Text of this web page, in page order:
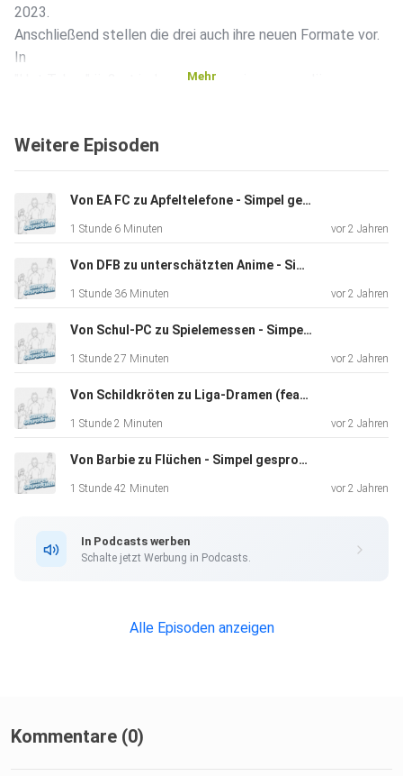
2023.
Anschließend stellen die drei auch ihre neuen Formate vor.
In
"Hot Takes" äußert jeder von ihnen eine unpopuläre
lange einer
jeweils
einer von ihnen bei zufälligen Fragen auf dem heißen Stuhl
sitzt
und diese beantworten muss.
Mehr
Weitere Episoden
Von EA FC zu Apfeltelefone - Simpel gesprochen #13
1 Stunde 6 Minuten vor 2 Jahren
Von DFB zu unterschätzten Anime - Simpel gesprochen #12
1 Stunde 36 Minuten vor 2 Jahren
Von Schul-PC zu Spielemessen - Simpel gesprochen #11
1 Stunde 27 Minuten vor 2 Jahren
Von Schildkröten zu Liga-Dramen (feat. MarcelYangu) - Simpel gesprochen #10
1 Stunde 2 Minuten vor 2 Jahren
Von Barbie zu Flüchen - Simpel gesprochen #9
1 Stunde 42 Minuten vor 2 Jahren
In Podcasts werben
Schalte jetzt Werbung in Podcasts.
Alle Episoden anzeigen
Kommentare (0)